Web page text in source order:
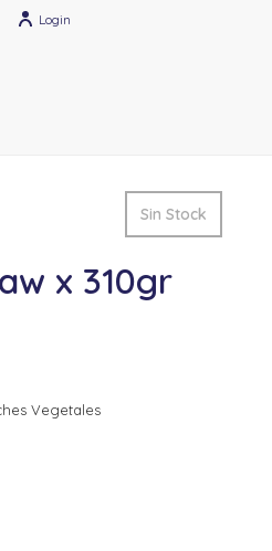
Login
Sin Stock
x 310gr
Vegetales